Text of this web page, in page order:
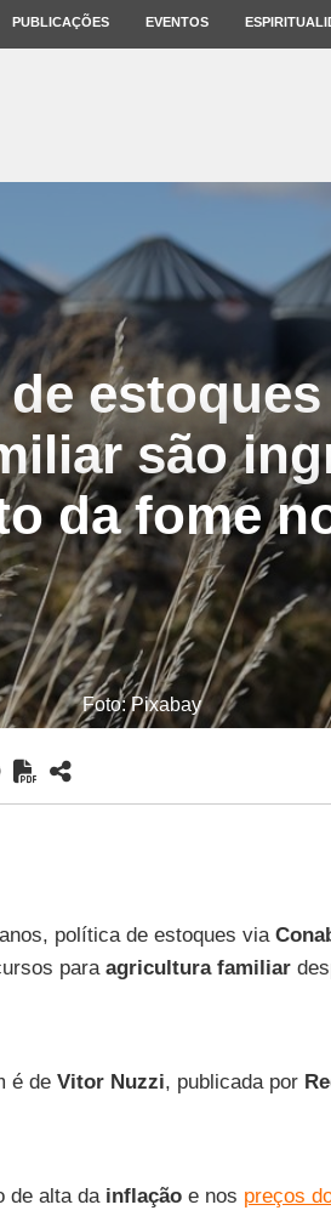
PUBLICAÇÕES EVENTOS
são
da fome
Foto: Pixabay
política de estoques via
para agricultura familiar
é de Vitor Nuzzi, publicada por
de alta da inflaçãoe nos preços